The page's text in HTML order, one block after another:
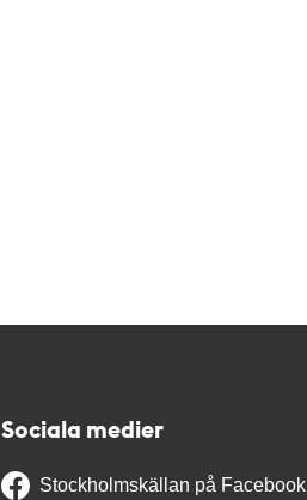
Sociala medier
Stockholmskällan på Facebook